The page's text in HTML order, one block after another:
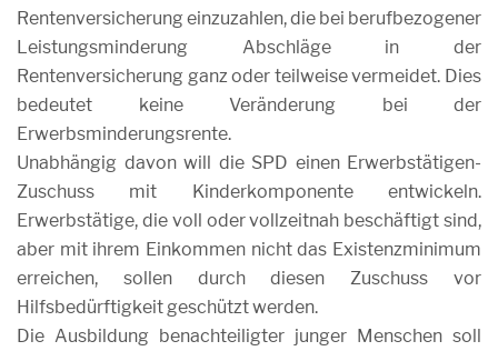
Rentenversicherung einzuzahlen, die bei berufbezogener
Leistungsminderung Abschläge in der
Rentenversicherung ganz oder teilweise vermeidet. Dies
bedeutet keine Veränderung bei der
Erwerbsminderungsrente.
Unabhängig davon will die SPD einen Erwerbstätigen-
Zuschuss mit Kinderkomponente entwickeln.
Erwerbstätige, die voll oder vollzeitnah beschäftigt sind,
aber mit ihrem Einkommen nicht das Existenzminimum
erreichen, sollen durch diesen Zuschuss vor
Hilfsbedürftigkeit geschützt werden.
Die Ausbildung benachteiligter junger Menschen soll